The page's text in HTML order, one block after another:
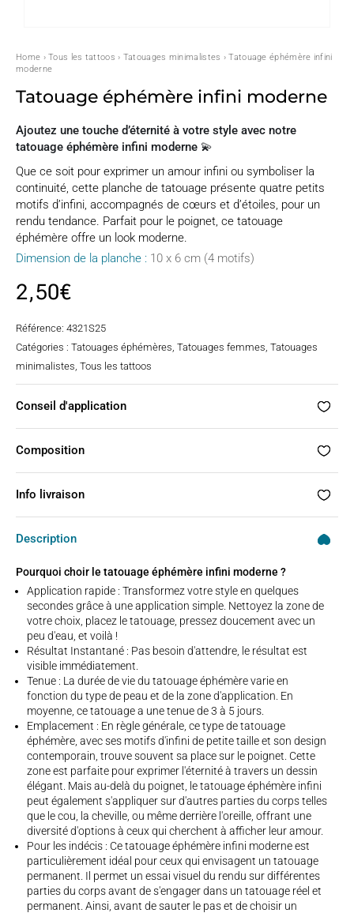
Home ›Tous les tattoos › Tatouages minimalistes › Tatouage éphémère infini
moderne
Tatouage éphémère infini moderne
Ajoutez une touche d’éternité à votre style avec notre
tatouage éphémère infini moderne 💫
Que ce soit pour exprimer un amour infini ou symboliser la
continuité, cette planche de tatouage présente quatre petits
motifs d’infini, accompagnés de cœurs et d’étoiles, pour un
rendu tendance. Parfait pour le poignet, ce tatouage
éphémère offre un look moderne.
Dimension de la planche : 10 x 6 cm (4 motifs)
2,50€
Référence: 4321S25
Catégories : Tatouages éphémères, Tatouages femmes, Tatouages
minimalistes, Tous les tattoos
Conseil d'application
Composition
Info livraison
Description
Pourquoi choir le tatouage éphémère infini moderne ?
Application rapide : Transformez votre style en quelques
secondes grâce à une application simple. Nettoyez la zone de
votre choix, placez le tatouage, pressez doucement avec un
peu d'eau, et voilà !
Résultat Instantané : Pas besoin d'attendre, le résultat est
visible immédiatement.
Tenue : La durée de vie du tatouage éphémère varie en
fonction du type de peau et de la zone d'application. En
moyenne, ce tatouage a une tenue de 3 à 5 jours.
Emplacement : En règle générale, ce type de tatouage
éphémère, avec ses motifs d'infini de petite taille et son design
contemporain, trouve souvent sa place sur le poignet. Cette
zone est parfaite pour exprimer l'éternité à travers un dessin
élégant. Mais au-delà du poignet, le tatouage éphémère infini
peut également s'appliquer sur d'autres parties du corps telles
que le cou, la cheville, ou même derrière l'oreille, offrant une
diversité d'options à ceux qui cherchent à afficher leur amour.
Pour les indécis : Ce tatouage éphémère infini moderne est
particulièrement idéal pour ceux qui envisagent un tatouage
permanent. Il permet un essai visuel du rendu sur différentes
parties du corps avant de s'engager dans un tatouage réel et
permanent. Ainsi, avant de sauter le pas et de choisir un